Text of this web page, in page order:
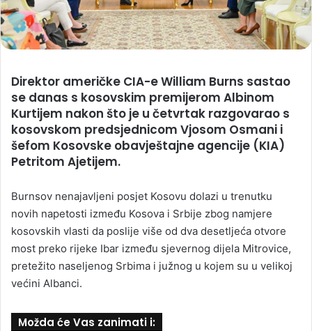
Direktor američke CIA-e William Burns sastao
se danas s kosovskim premijerom Albinom
Kurtijem nakon što je u četvrtak razgovarao s
kosovskom predsjednicom Vjosom Osmani i
šefom Kosovske obavještajne agencije (KIA)
Petritom Ajetijem.
Burnsov nenajavljeni posjet Kosovu dolazi u trenutku
novih napetosti između Kosova i Srbije zbog namjere
kosovskih vlasti da poslije više od dva desetljeća otvore
most preko rijeke Ibar između sjevernog dijela Mitrovice,
pretežito naseljenog Srbima i južnog u kojem su u velikoj
većini Albanci.
Možda će Vas zanimati i: